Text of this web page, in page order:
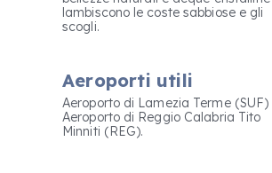
lambiscono le coste sabbiose e gli
scogli.
Aeroporti utili
Aeroporto di Lamezia Terme (SUF)
Aeroporto di Reggio Calabria Tito
Minniti (REG).